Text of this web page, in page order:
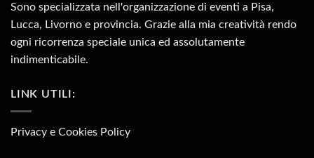
Sono specializzata nell'organizzazione di eventi a Pisa,
Lucca, Livorno e provincia. Grazie alla mia creatività rendo
ogni ricorrenza speciale unica ed assolutamente
indimenticabile.
LINK UTILI:
Privacy e Cookies Policy